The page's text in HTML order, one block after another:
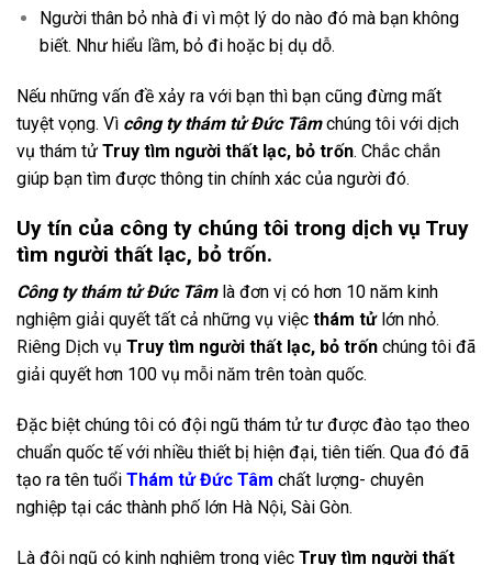
Người thân bỏ nhà đi vì một lý do nào đó mà bạn không
biết. Như hiểu lầm, bỏ đi hoặc bị dụ dỗ.
Nếu những vấn đề xảy ra với bạn thì bạn cũng đừng mất
tuyệt vọng. Vì công ty thám tử Đức Tâm chúng tôi với dịch
vụ thám tử Truy tìm người thất lạc, bỏ trốn. Chắc chắn
giúp bạn tìm được thông tin chính xác của người đó.
Uy tín của công ty chúng tôi trong dịch vụ Truy
tìm người thất lạc, bỏ trốn.
Công ty thám tử Đức Tâmlà đơn vị có hơn 10 năm kinh
nghiệm giải quyết tất cả những vụ việc thám tửlớn nhỏ.
Riêng Dịch vụ Truy tìm người thất lạc, bỏ trốn chúng tôi đã
giải quyết hơn 100 vụ mỗi năm trên toàn quốc.
Đặc biệt chúng tôi có đội ngũ thám tử tư được đào tạo theo
chuẩn quốc tế với nhiều thiết bị hiện đại, tiên tiến. Qua đó đã
tạo ra tên tuổi Thám tử Đức Tâm chất lượng- chuyên
nghiệp tại các thành phố lớn Hà Nội, Sài Gòn.
Là đội ngũ có kinh nghiệm trong việc Truy tìm người thất